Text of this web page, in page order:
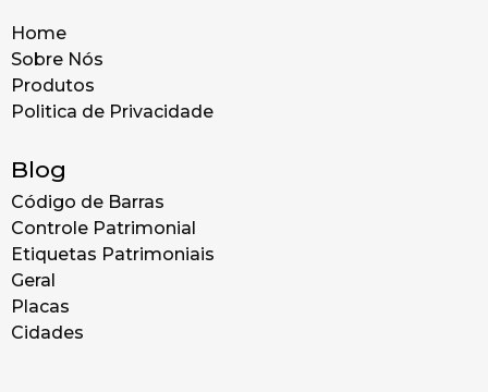
Home
Sobre Nós
Produtos
Politica de Privacidade
Blog
Código de Barras
Controle Patrimonial
Etiquetas Patrimoniais
Geral
Placas
Cidades